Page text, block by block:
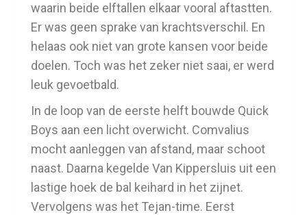
waarin beide elftallen elkaar vooral aftastten.
Er was geen sprake van krachtsverschil. En
helaas ook niet van grote kansen voor beide
doelen. Toch was het zeker niet saai, er werd
leuk gevoetbald.
In de loop van de eerste helft bouwde Quick
Boys aan een licht overwicht. Comvalius
mocht aanleggen van afstand, maar schoot
naast. Daarna kegelde Van Kippersluis uit een
lastige hoek de bal keihard in het zijnet.
Vervolgens was het Tejan-time. Eerst